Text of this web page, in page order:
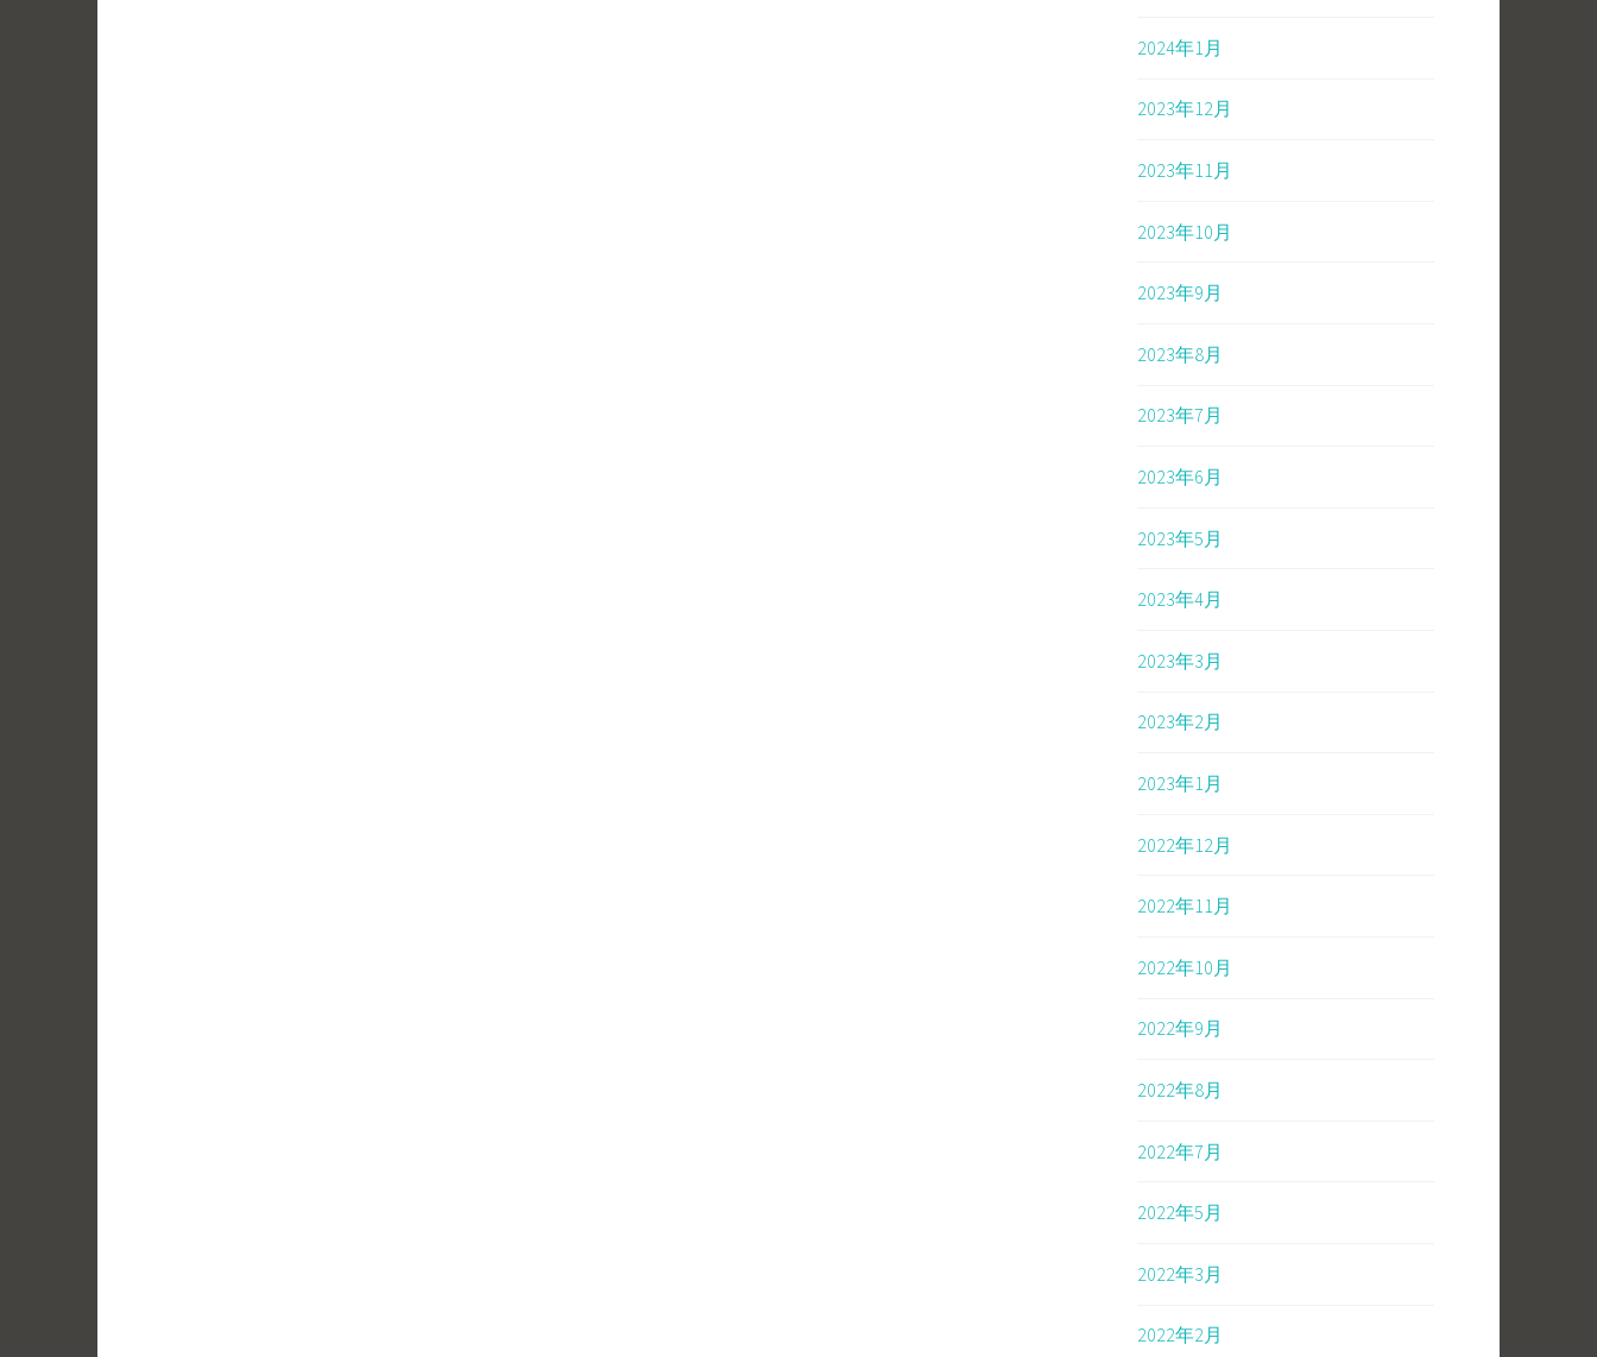
2024年1月
2023年12月
2023年11月
2023年10月
2023年9月
2023年8月
2023年7月
2023年6月
2023年5月
2023年4月
2023年3月
2023年2月
2023年1月
2022年12月
2022年11月
2022年10月
2022年9月
2022年8月
2022年7月
2022年5月
2022年3月
2022年2月